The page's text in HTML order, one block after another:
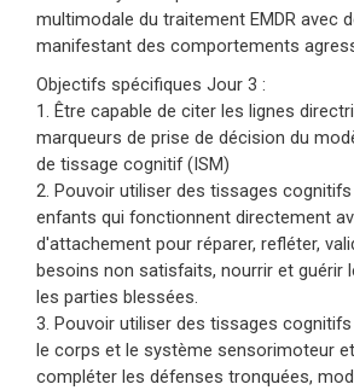
quotidiens de leur traumatisme.
comportements violents envers
constituent l’un des plus grands
thérapeutes EMDR pour enfants.
ont des défenses tronquées,
d’autoprotection, une
d’attachement blessantes et de
modèles de travail internes
désorganisés, des états
et un sentiment de honte.
Cette présentation fournira un
clinique pour comprendre et
multimodale du traitement EMDR avec
manifestant des comportements
Objectifs spécifiques Jour 3 :
1. Être capable de citer les lignes
marqueurs de prise de décision du
de tissage cognitif (ISM)
2. Pouvoir utiliser des tissages
enfants qui fonctionnent directement
d'attachement pour réparer, refléter,
besoins non satisfaits, nourrir et guérir
les parties blessées.
3. Pouvoir utiliser des tissages
le corps et le système sensorimoteur
compléter les défenses tronquées,